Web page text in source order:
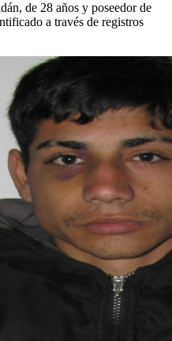
de 28 años y poseedor de
a través de registros